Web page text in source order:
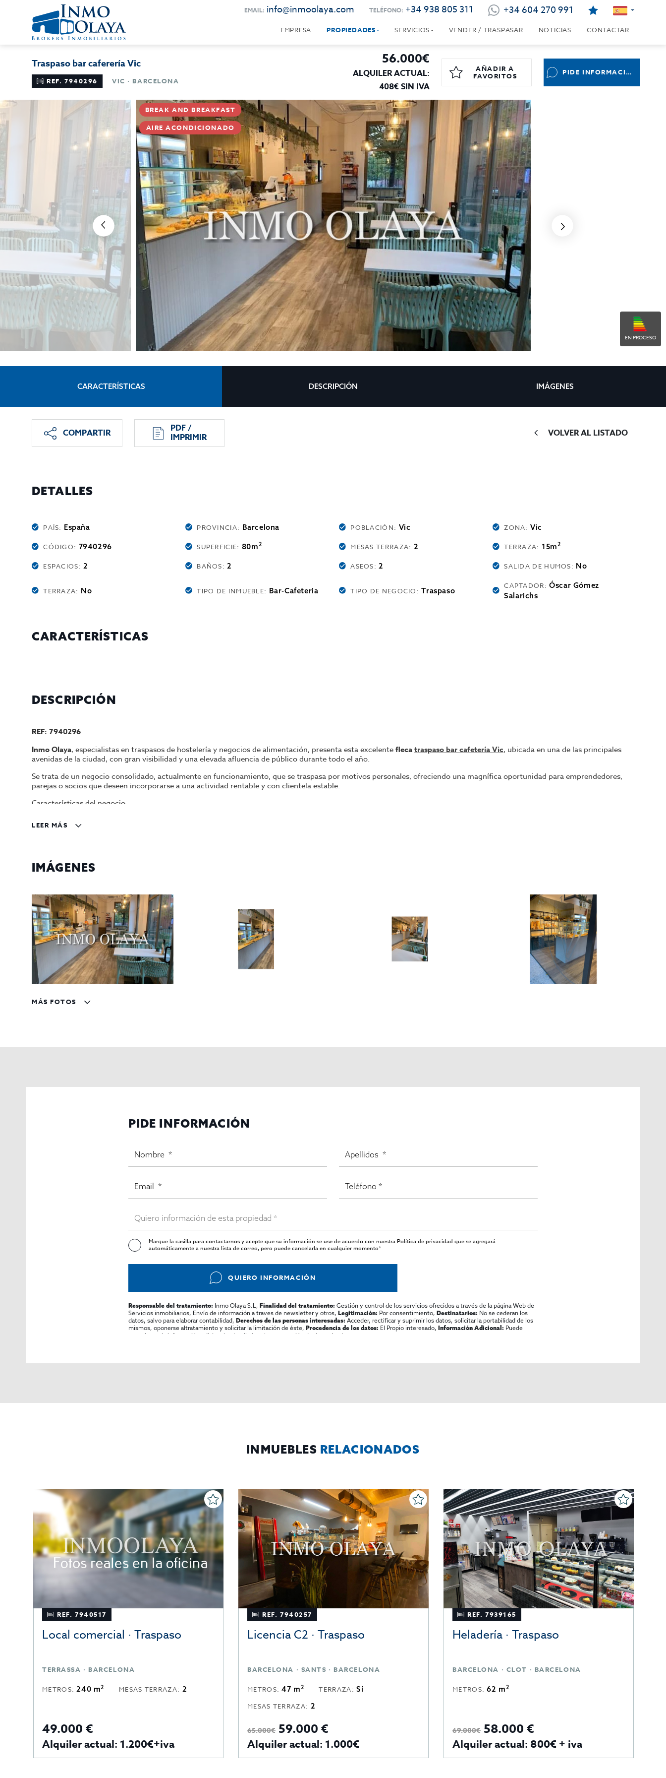
EMAIL: info@inmoolaya.com TELÉFONO: +34 938 805 311 +34 604 270 991
EMPRESA PROPIEDADES SERVICIOS VENDER / TRASPASAR NOTICIAS CONTACTAR
Traspaso bar caferería Vic
REF. 7940296 VIC · BARCELONA
56.000€
ALQUILER ACTUAL:
408€ SIN IVA
AÑADIR A
FAVORITOS
PIDE INFORMACIÓN
BREAK AND BREAKFAST
AIRE ACONDICIONADO
EN PROCESO
CARACTERÍSTICAS DESCRIPCIÓN IMÁGENES
COMPARTIR PDF /
IMPRIMIR VOLVER AL LISTADO
DETALLES
PAÍS: España PROVINCIA: Barcelona POBLACIÓN: Vic ZONA:Vic
CÓDIGO: 7940296 SUPERFICIE: 80m2 MESAS TERRAZA: 2 TERRAZA: 15m2
ESPACIOS:2 BAÑOS:2 ASEOS:2 SALIDA DE HUMOS: No
TERRAZA: No TIPO DE INMUEBLE: Bar-Cafeteria TIPO DE NEGOCIO:Traspaso
CAPTADOR:Óscar Gómez
Salarichs
CARACTERÍSTICAS
DESCRIPCIÓN
REF: 7940296
Inmo Olaya, especialistas en traspasos de hostelería y negocios de alimentación, presenta esta excelenteflecatraspaso bar cafetería Vic, ubicada en una de las principales
avenidas de la ciudad, con gran visibilidad y una elevada afluencia de público durante todo el año.
Se trata de un negocio consolidado, actualmente en funcionamiento, que se traspasa por motivos personales, ofreciendo una magnífica oportunidad para emprendedores,
parejas o socios que deseen incorporarse a una actividad rentable y con clientela estable.
Características del negocio
Actividad: Fleca y cafetería
Clientela fidelizada
Local completamente operativo
Zona con elevado tránsito peatonal y comercial
Ventajas de la inversión
El establecimiento se encuentra preparado para continuar la actividad desde el primer día, sin necesidad de realizar inversiones adicionales. Los actuales propietarios
facilitarán toda la información y el acompañamiento necesario para garantizar una transición cómoda y segura.
Gracias a su ubicación estratégica y a la consolidación del negocio, representa una excelente oportunidad de autoempleo o de inversión para quienes buscan una actividad
estable y rentable.
Condiciones económicas
Traspaso:56.000 €
Negocios con esta ubicación, nivel de actividad y una renta tan competitiva son cada vez más escasos en el mercado. Una opción ideal para quienes buscan iniciar o ampliar
LEER MÁS
IMÁGENES
MÁS FOTOS
PIDE INFORMACIÓN
Marque la casilla para contactarnos y acepte que su información se use de acuerdo con nuestraPolítica de privacidad que se agregará
automáticamente a nuestra lista de correo, pero puede cancelarla en cualquier momento*
QUIERO INFORMACIÓN
Responsable del tratamiento: Inmo Olaya S.L, Finalidad del tratamiento: Gestión y control de los servicios ofrecidos a través de la página Web de
Servicios inmobiliarios, Envío de información a traves de newsletter y otros, Legitimación: Por consentimiento, Destinatarios: No se cederan los
datos, salvo para elaborar contabilidad, Derechos de las personas interesadas: Acceder, rectificar y suprimir los datos, solicitar la portabilidad de los
mismos, oponerse altratamiento y solicitar la limitación de éste, Procedencia de los datos: El Propio interesado, Información Adicional: Puede
consultarse la información adicional y detallada sobre protección de datos
Aquí.
INMUEBLES RELACIONADOS
REF. 7940517
Local comercial · Traspaso
TERRASSA · BARCELONA
METROS:240 m2 MESAS TERRAZA: 2
49.000 €
Alquiler actual: 1.200€+iva
REF. 7940257
Licencia C2 · Traspaso
BARCELONA · SANTS · BARCELONA
METROS:47 m2 TERRAZA:Sí
MESAS TERRAZA: 2
65.000€ 59.000 €
Alquiler actual: 1.000€
REF. 7939165
Heladería · Traspaso
BARCELONA · CLOT · BARCELONA
METROS:62 m2
69.000€ 58.000 €
Alquiler actual: 800€ + iva